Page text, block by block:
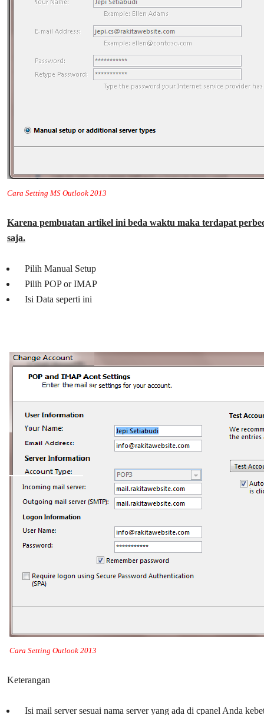
Cara Setting MS Outlook 2013
Karena pembuatan artikel ini beda waktu maka terdapat
saja.
Pilih Manual Setup
Pilih POP or IMAP
Isi Data seperti ini
Cara Setting Outlook 2013
Keterangan
Isi mail server sesuai nama server yang ada di cpanel Anda